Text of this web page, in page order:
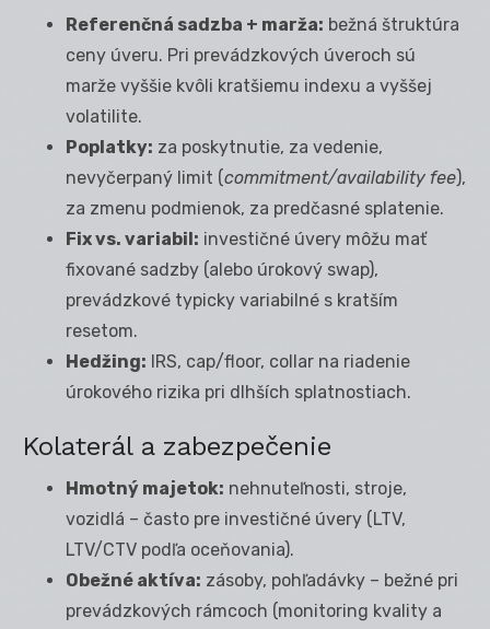
Referenčná sadzba + marža: bežná štruktúra
ceny úveru. Pri prevádzkových úveroch sú
marže vyššie kvôli kratšiemu indexu a vyššej
volatilite.
Poplatky: za poskytnutie, za vedenie,
nevyčerpaný limit (commitment/availability fee),
za zmenu podmienok, za predčasné splatenie.
Fix vs. variabil: investičné úvery môžu mať
fixované sadzby (alebo úrokový swap),
prevádzkové typicky variabilné s kratším
resetom.
Hedžing: IRS, cap/floor, collar na riadenie
úrokového rizika pri dlhších splatnostiach.
Kolaterál a zabezpečenie
Hmotný majetok: nehnuteľnosti, stroje,
vozidlá – často pre investičné úvery (LTV,
LTV/CTV podľa oceňovania).
Obežné aktíva: zásoby, pohľadávky – bežné pri
prevádzkových rámcoch (monitoring kvality a